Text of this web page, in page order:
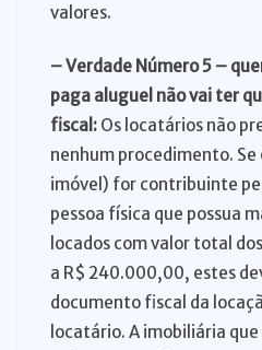
valores.
– Verdade Número 5 –
paga aluguel não vai ter
fiscal: Os locatários não
nenhum procedimento. Se
imóvel) for contribuinte
pessoa física que possua
locados com valor total
a R$ 240.000,00, estes
documento fiscal da
locatário. A imobiliária